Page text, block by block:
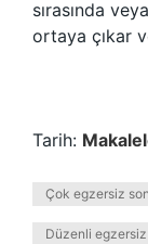
sırasında
ortaya çıkar
Tarih:
Çok egzersiz
Düzenli